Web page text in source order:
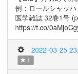
例：ロールシャッ
医学雑誌 32巻1号
https://t.co/
2022-03-25
1